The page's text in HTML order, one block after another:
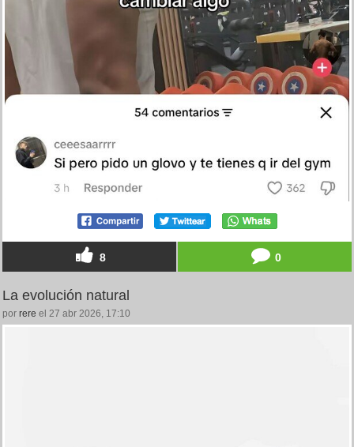
8 0
La evolución natural
por rere el 27 abr 2026, 17:10